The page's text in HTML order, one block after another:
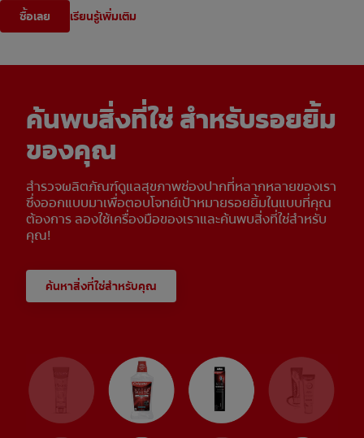
ซื้อเลย เรียนรู้เพิ่มเติม
ค้นพบสิ่งที่ใช่ สำหรับรอยยิ้ม
ของคุณ
สำรวจผลิตภัณฑ์ดูแลสุขภาพช่องปากที่หลากหลายของเรา
ซึ่งออกแบบมาเพื่อตอบโจทย์เป้าหมายรอยยิ้มในแบบที่คุณ
ต้องการ ลองใช้เครื่องมือของเราและค้นพบสิ่งที่ใช่สำหรับ
คุณ!
ค้นหาสิ่งที่ใช่สำหรับคุณ